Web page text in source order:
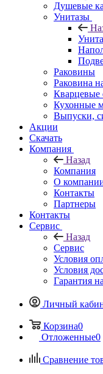
Душевые
Унитазы
Раковины
Раковина
Кварцевые
Кухонные
Выпуски,
Акции
Скачать
Компания
Назад
Компания
О
Контакты
Партнеры
Контакты
Сервис
Назад
Сервис
Условия
Условия
Гарантия
Личный
Корзина0
Отложенные0
Сравнение